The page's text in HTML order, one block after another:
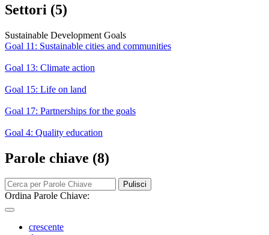
Settori (5)
Sustainable Development Goals
Goal 11: Sustainable cities and communities
Goal 13: Climate action
Goal 15: Life on land
Goal 17: Partnerships for the goals
Goal 4: Quality education
Parole chiave (8)
Pulisci
Ordina Parole Chiave:
crescente